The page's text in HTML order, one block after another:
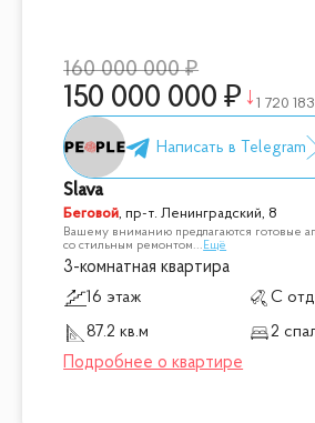
160 000 000
150 000 000 1 720 183
Slava
Беговой,пр-т. Ленинградский, 8
Вашему вниманию предлагаются готовые
со стильным ремонтом... Ещё
3-комнатная квартира
16 этаж
С
87.2 кв.м
2